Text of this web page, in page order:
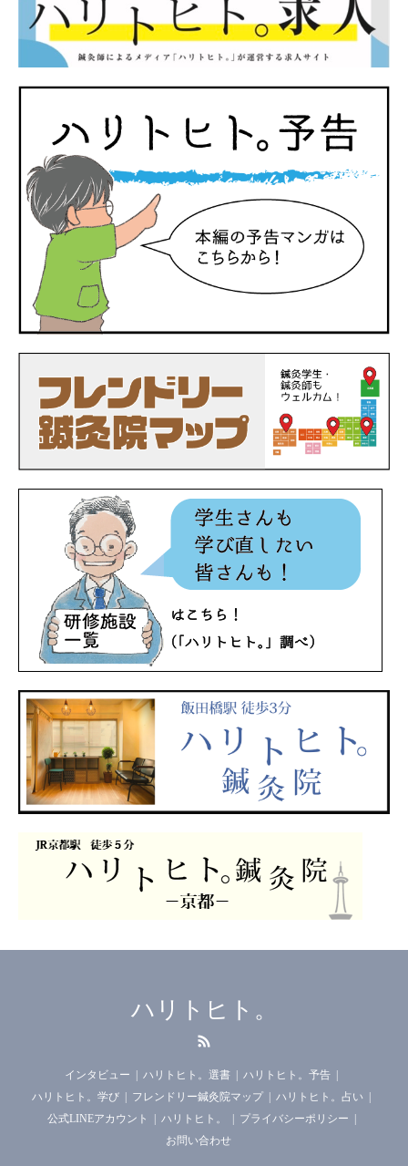
ハリトヒト。
インタビュー ハリトヒト。選書
ハリトヒト。予告
ハリトヒト。学び
フレンドリー鍼灸院マップ
ハリトヒト。占い
公式LINEアカウント
ハリトヒト。
プライバシーポリシー
お問い合わせ